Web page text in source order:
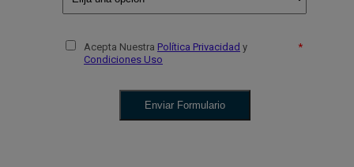
Acepta Nuestra Política Privacidad y
Condiciones Uso